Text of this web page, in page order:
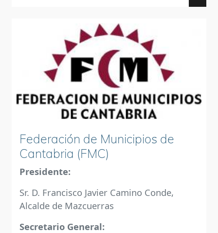
Federación de Municipios de
Cantabria (FMC)
Presidente:
Sr. D. Francisco Javier Camino Conde,
Alcalde de Mazcuerras
Secretario General: